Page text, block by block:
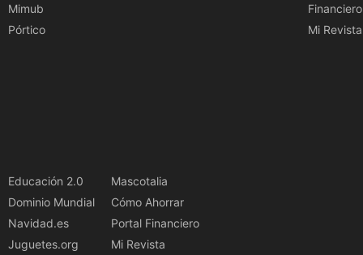
Mimub
Pórtico
Financiero
Mi Revista
Educación 2.0
Dominio Mundial
Navidad.es
Juguetes.org
Mascotalia
Cómo Ahorrar
Portal Financiero
Mi Revista